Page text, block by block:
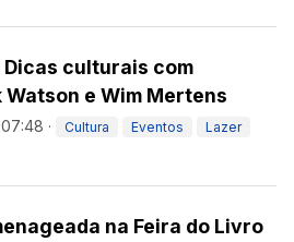
Dicas culturais com
e Wim Mertens
· Cultura Eventos Lazer
na Feira do Livro